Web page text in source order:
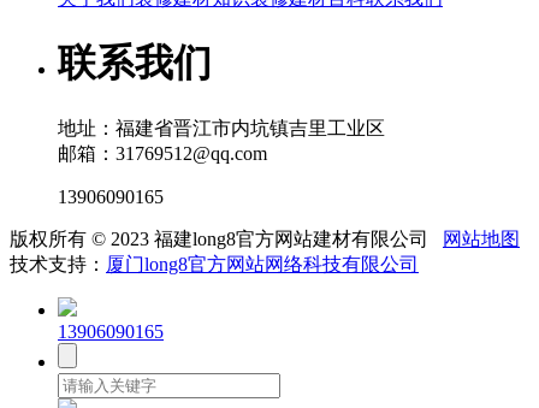
联系我们
地址：福建省晋江市内坑镇吉里工业区
邮箱：31769512@qq.com
13906090165
版权所有 © 2023 福建long8官方网站建材有限公司
网站地图
技术支持： 厦门long8官方网站网络科技有限公司
13906090165